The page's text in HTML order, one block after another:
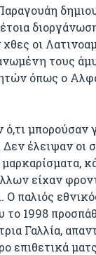
οι
τους
όπως ο
μπορούσαν
έλειψαν οι
είχαν
Ο παλιός
το 1998
Γαλλία,
επιθετικά